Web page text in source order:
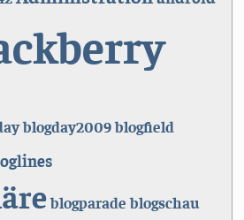
blogday2009blogfield
blogparade blogschau